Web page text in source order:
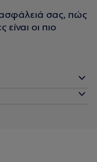
ασφάλειά σας, πώς
είναι οι πιο